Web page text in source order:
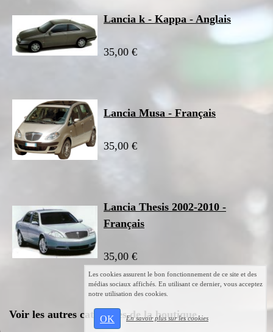
Lancia k - Kappa - Anglais
35,00 €
Lancia Musa - Français
35,00 €
Lancia Thesis 2002-2010 -
Français
35,00 €
Voir les autres catégories de la boutique
Les cookies assurent le bon fonctionnement de ce site et des
médias sociaux affichés. En utilisant ce dernier, vous acceptez
notre utilisation des cookies.
OK En savoir plus sur les cookies